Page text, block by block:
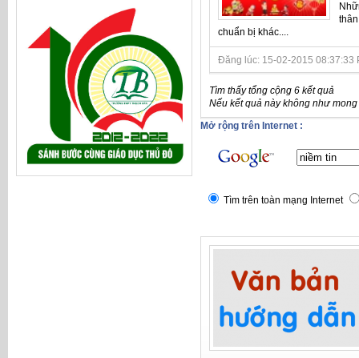
chuẩn bị khác....
Đăng lúc: 15-02-2015 08:37:33
Tìm thấy tổng cộng 6 kết quả
Nếu kết quả này không như
Mở rộng trên Internet :
Tìm trên toàn mạng Internet